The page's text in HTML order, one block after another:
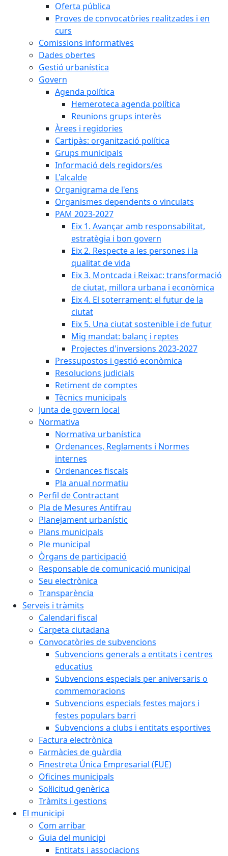
Oferta pública
Proves de convocatòries realitzades i en
curs
Comissions informatives
Dades obertes
Gestió urbanística
Govern
Agenda política
Hemeroteca agenda política
Reunions grups interès
Àrees i regidories
Cartipàs: organització política
Grups municipals
Informació dels regidors/es
L'alcalde
Organigrama de l'ens
Organismes dependents o vinculats
PAM 2023-2027
Eix 1. Avançar amb responsabilitat,
estratègia i bon govern
Eix 2. Respecte a les persones i la
qualitat de vida
Eix 3. Montcada i Reixac: transformació
de ciutat, millora urbana i econòmica
Eix 4. El soterrament: el futur de la
ciutat
Eix 5. Una ciutat sostenible i de futur
Mig mandat: balanç i reptes
Projectes d'inversions 2023-2027
Pressupostos i gestió econòmica
Resolucions judicials
Retiment de comptes
Tècnics municipals
Junta de govern local
Normativa
Normativa urbanística
Ordenances, Reglaments i Normes
internes
Ordenances fiscals
Pla anual normatiu
Perfil de Contractant
Pla de Mesures Antifrau
Planejament urbanístic
Plans municipals
Ple municipal
Òrgans de participació
Responsable de comunicació municipal
Seu electrònica
Transparència
Serveis i tràmits
Calendari fiscal
Carpeta ciutadana
Convocatòries de subvencions
Subvencions generals a entitats i centres
educatius
Subvencions especials per aniversaris o
commemoracions
Subvencions especials festes majors i
festes populars barri
Subvencions a clubs i entitats esportives
Factura electrònica
Farmàcies de guàrdia
Finestreta Única Empresarial (FUE)
Oficines municipals
Sol·licitud genèrica
Tràmits i gestions
El municipi
Com arribar
Guia del municipi
Entitats i associacions